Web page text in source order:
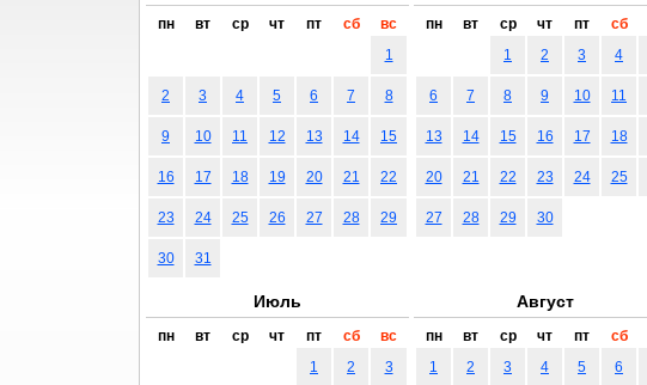
пн вт ср чт пт сб
вс
1
2 3 4 5 6 7 8
9 10 11 12 13 14 15
16 17 18 19 20 21 22
23 24 25 26 27 28 29
30 31
пн вт ср чт пт сб
1
2 3 4
6 7 8 9 10 11
13 14 15 16 17 18
20 21 22 23 24 25
27 28 29 30
Июль
пн вт ср чт пт сб
вс
1
2 3
Август
пн вт ср чт пт сб
1
2 3 4 5 6